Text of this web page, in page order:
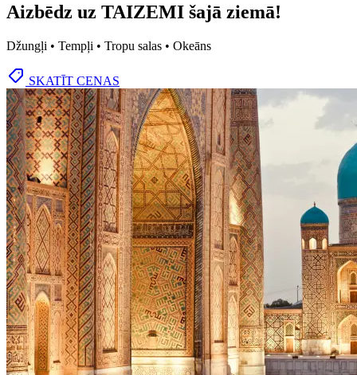
Aizbēdz uz TAIZEMI šajā ziemā!
Džungļi • Tempļi • Tropu salas • Okeāns
SKATĪT CENAS